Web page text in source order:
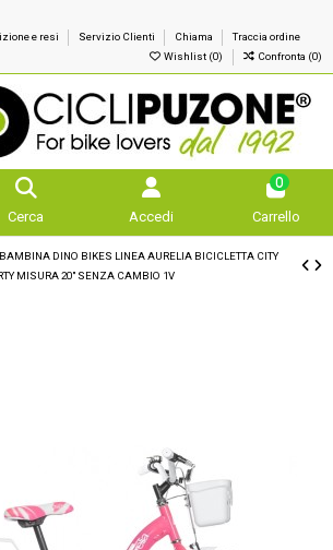
e resi Servizio Clienti Chiama
Traccia ordine
Wishlist (0) Confronta (0)
Cerca Accedi
0
Carrello
DINO BIKES LINEA AURELIA BICICLETTA CITY
MISURA 20" SENZA CAMBIO 1V